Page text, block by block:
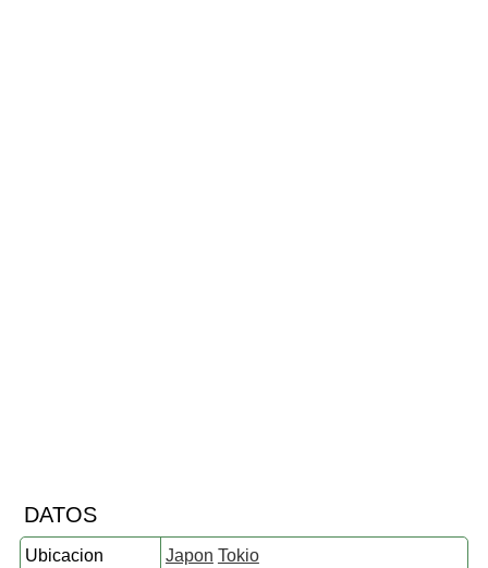
DATOS
Ubicacion Japon Tokio